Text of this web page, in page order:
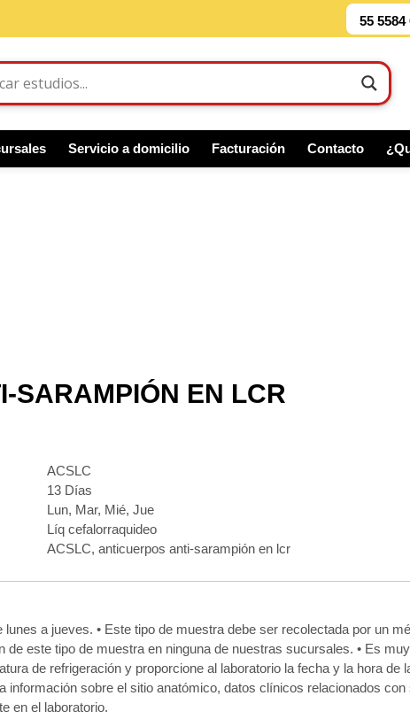
55 5584
Servicio a domicilio Facturación Contacto
SARAMPIÓN EN LCR
ACSLC
13 Días
Lun, Mar, Mié, Jue
Líq cefalorraquideo
ACSLC, anticuerpos anti-sarampión en lcr
a jueves. • Este tipo de muestra debe ser recolectada por un
este tipo de muestra en ninguna de nuestras sucursales. • Es
de refrigeración y proporcione al laboratorio la fecha y la hora de
información sobre el sitio anatómico, datos clínicos relacionados
en el laboratorio.